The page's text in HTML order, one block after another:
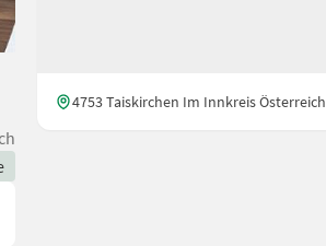
4753 Taiskirchen Im Innkreis Österreich